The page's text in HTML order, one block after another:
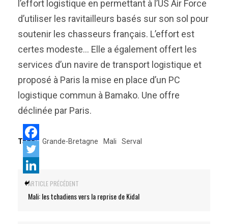
l’effort logistique en permettant à l’US Air Force
d’utiliser les ravitailleurs basés sur son sol pour
soutenir les chasseurs français. L’effort est
certes modeste… Elle a également offert les
services d’un navire de transport logistique et
proposé à Paris la mise en place d’un PC
logistique commun à Bamako. Une offre
déclinée par Paris.
Tags: Grande-Bretagne Mali Serval
ARTICLE PRÉCÉDENT
Mali: les tchadiens vers la reprise de Kidal